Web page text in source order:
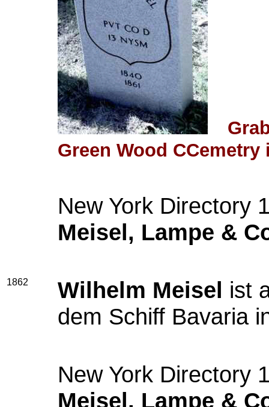
Green Wood
New York Directory
Meisel, Lampe &
1862 Wilhelm Meisel ist
dem Schiff Bavaria
New York Directory
Meisel, Lampe &